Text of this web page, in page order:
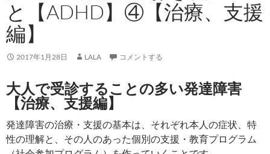
と【ADHD】④【治療、支援
編】
2017年1月28日 LALA コメントする
大人で受診することの多い発達障害
【治療、支援編】
発達障害の治療・支援の基本は、それぞれ本人の症状、特
性の理解と、その人のあった個別の支援・教育プログラム